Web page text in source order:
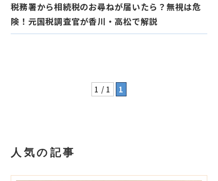
税務署から相続税のお尋ねが届いたら？無視は危
険！元国税調査官が香川・高松で解説
1 / 1 1
人気の記事